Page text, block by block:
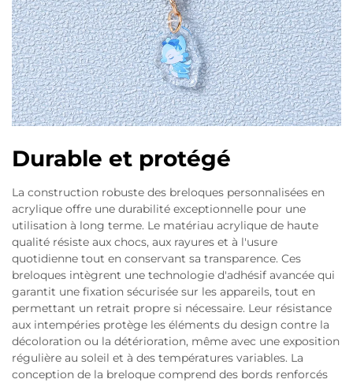
Durable et protégé
La construction robuste des breloques personnalisées en
acrylique offre une durabilité exceptionnelle pour une
utilisation à long terme. Le matériau acrylique de haute
qualité résiste aux chocs, aux rayures et à l'usure
quotidienne tout en conservant sa transparence. Ces
breloques intègrent une technologie d'adhésif avancée qui
garantit une fixation sécurisée sur les appareils, tout en
permettant un retrait propre si nécessaire. Leur résistance
aux intempéries protège les éléments du design contre la
décoloration ou la détérioration, même avec une exposition
régulière au soleil et à des températures variables. La
conception de la breloque comprend des bords renforcés